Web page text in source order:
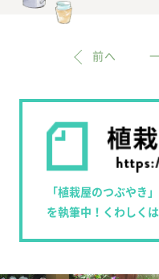
前へ
「植栽屋のつぶやき
を執筆中！くわしく